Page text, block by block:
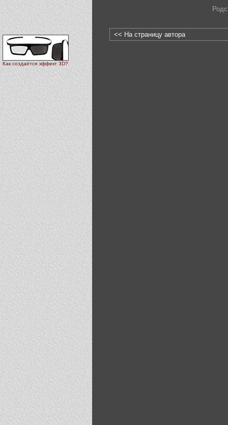
Как создаётся эффект 3D?
<< На страницу автора